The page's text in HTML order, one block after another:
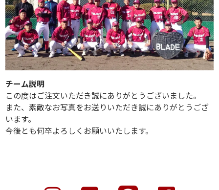
チーム説明
この度はご注文いただき誠にありがとうございました。
また、素敵なお写真をお送りいただき誠にありがとうござ
います。
今後とも何卒よろしくお願いいたします。